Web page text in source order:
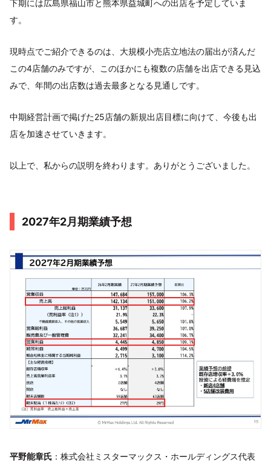
下期には広島県福山市と熊本県益城町への出店を予定していま
す。
現時点でご紹介できるのは、大規模小売店立地法の届出が済んだ
この4店舗のみですが、このほかにも複数の店舗を出店できる見込
みで、年間の出店数は過去最多となる見通しです。
中期経営計画で掲げた25店舗の新規出店目標に向けて、今後も出
店を加速させていきます。
以上で、私からの説明を終わります。ありがとうございました。
2027年2月期業績予想
平野能章氏 ：株式会社ミスターマックス・ホールディングス代表